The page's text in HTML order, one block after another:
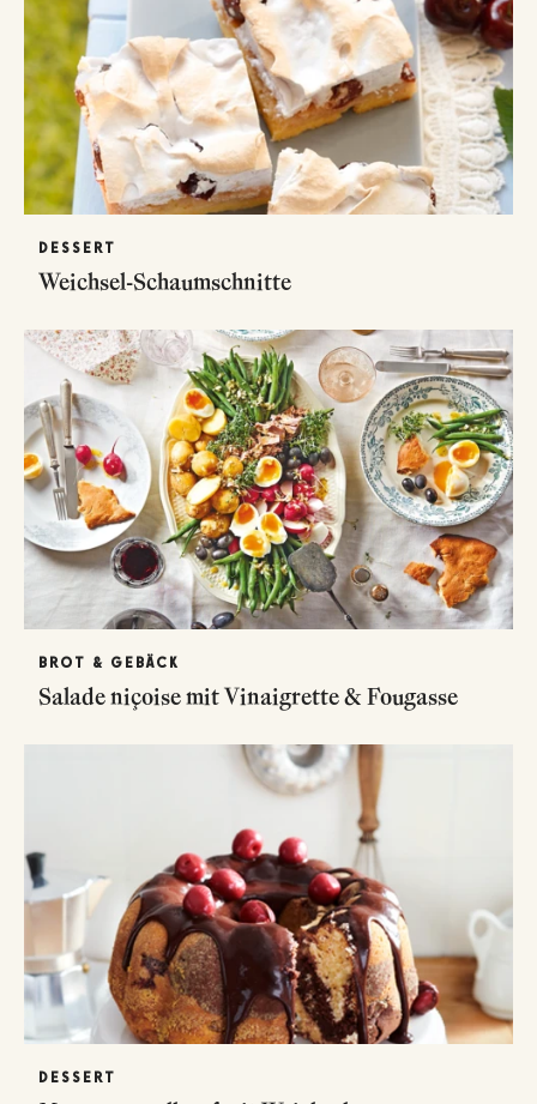
DESSERT
Weichsel-Schaumschnitte
BROT & GEBÄCK
Salade niçoise mit Vinaigrette & Fougasse
DESSERT